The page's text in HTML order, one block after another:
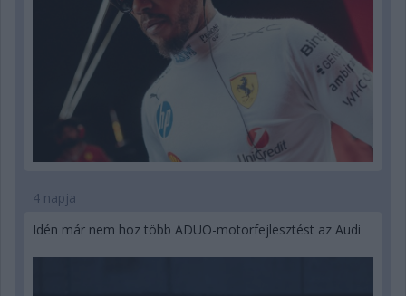
4 napja
Idén már nem hoz több ADUO-motorfejlesztést az Audi